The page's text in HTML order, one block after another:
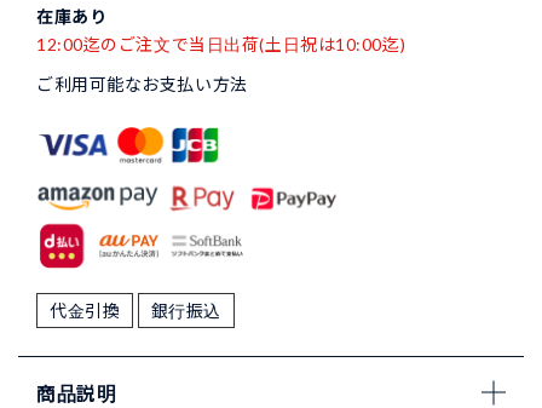
在庫あり
12:00迄のご注文で当日出荷(土日祝は10:00迄)
ご利用可能なお支払い方法
代金引換 銀行振込
商品説明